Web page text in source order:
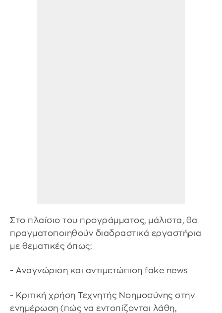
Στο πλαίσιο του προγράμματος, μάλιστα, θα
πραγματοποιηθούν διαδραστικά εργαστήρια
με θεματικές όπως:
- Αναγνώριση και αντιμετώπιση fake news
- Κριτική χρήση Τεχνητής Νοημοσύνης στην
ενημέρωση (πώς να εντοπίζονται λάθη,